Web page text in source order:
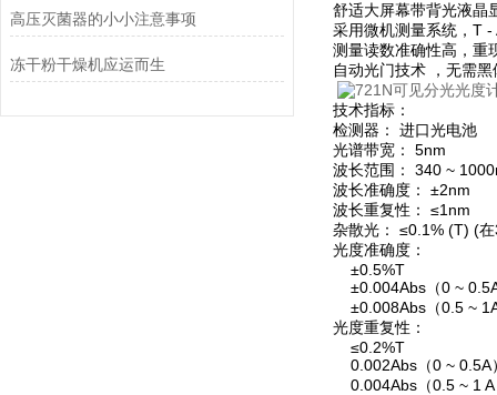
高压灭菌器的小小注意事项
冻干粉干燥机应运而生
舒适大屏幕带背光液晶
采用微机测量系统，T
测量读数准确性高，重
自动光门技术 ，无需
技术指标：
检测器： 进口光电池
光谱带宽： 5nm
波长范围： 340 ~
波长准确度： ±2nm
波长重复性： ≤1nm
杂散光： ≤0.1% (T) (
光度准确度：
±0.5%T
±0.004Abs（0 ~
±0.008Abs（0.5 ~
光度重复性：
≤0.2%T
0.002Abs（0 ~
0.004Abs（0.5 ~ 1